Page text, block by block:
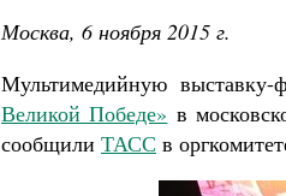
Москва, 6 ноября 2015 г.
Мультимедийную выставку-
Великой Победе» в
сообщили ТАСС в